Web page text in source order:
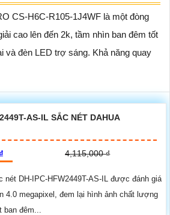
CS-H6C-R105-1J4WF là một đòng
cao lên đến 2k, tầm nhìn ban đêm tốt
và đèn LED trợ sáng. Khả năng quay
AS-IL SẮC NÉT DAHUA
4,115,000 ₫
nét DH-IPC-HFW2449T-AS-IL được đánh giá
4.0 megapixel, đem lại hình ảnh chất lượng
đêm...